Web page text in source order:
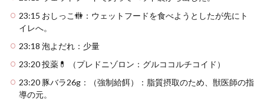
23:15 おしっこ🚻：ウェットフードを食べようとしたが先にト
イレへ。
23:18 泡よだれ：少量
23:20 投薬💊 （プレドニゾロン：グルココルチコイド）
23:20 豚バラ26g：（強制給餌）：脂質摂取のため、獣医師の指
導の元。